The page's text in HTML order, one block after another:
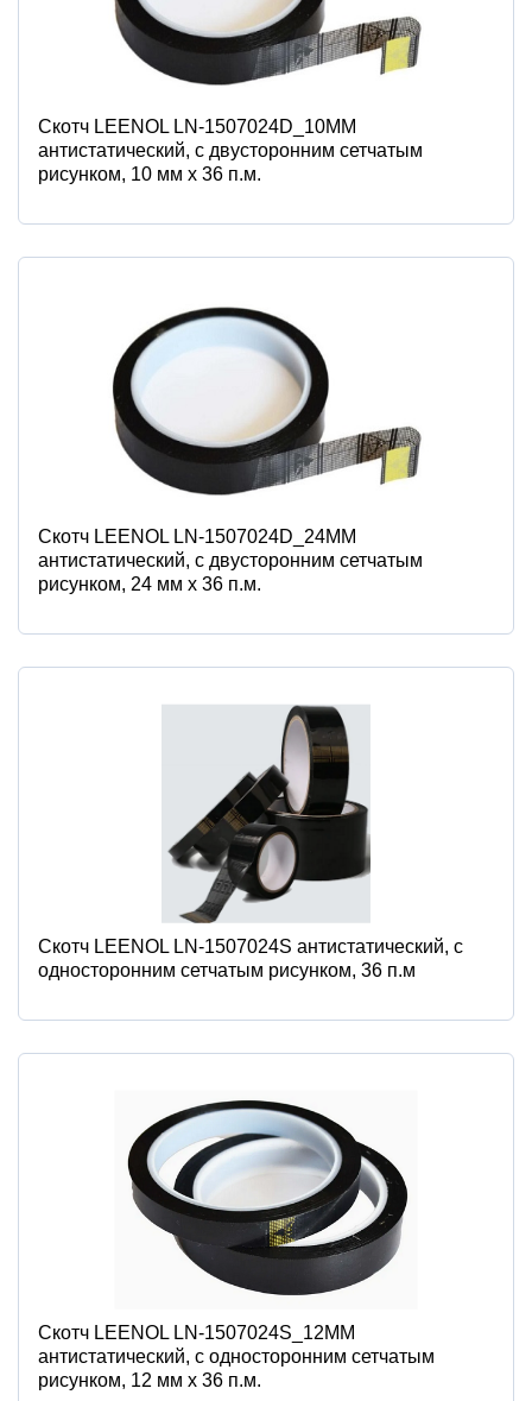
Скотч LEENOL LN-1507024D_10MM
антистатический, c двусторонним сетчатым
рисунком, 10 мм x 36 п.м.
Скотч LEENOL LN-1507024D_24MM
антистатический, c двусторонним сетчатым
рисунком, 24 мм x 36 п.м.
Скотч LEENOL LN-1507024S антистатический, c
односторонним сетчатым рисунком, 36 п.м
Скотч LEENOL LN-1507024S_12MM
антистатический, c односторонним сетчатым
рисунком, 12 мм x 36 п.м.